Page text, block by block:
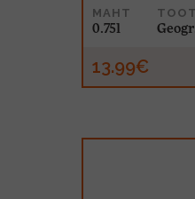
MAHT
0.75l
13.99€